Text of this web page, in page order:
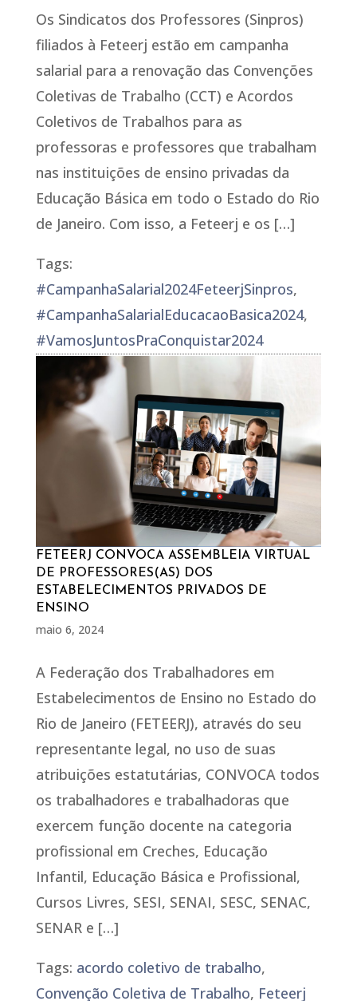
Os Sindicatos dos Professores (Sinpros)
filiados à Feteerj estão em campanha
salarial para a renovação das Convenções
Coletivas de Trabalho (CCT) e Acordos
Coletivos de Trabalhos para as
professoras e professores que trabalham
nas instituições de ensino privadas da
Educação Básica em todo o Estado do Rio
de Janeiro. Com isso, a Feteerj e os […]
Tags:
#CampanhaSalarial2024FeteerjSinpros,
#CampanhaSalarialEducacaoBasica2024,
#VamosJuntosPraConquistar2024
FETEERJ CONVOCA ASSEMBLEIA VIRTUAL
DE PROFESSORES(AS) DOS
ESTABELECIMENTOS PRIVADOS DE
ENSINO
maio 6, 2024
A Federação dos Trabalhadores em
Estabelecimentos de Ensino no Estado do
Rio de Janeiro (FETEERJ), através do seu
representante legal, no uso de suas
atribuições estatutárias, CONVOCA todos
os trabalhadores e trabalhadoras que
exercem função docente na categoria
profissional em Creches, Educação
Infantil, Educação Básica e Profissional,
Cursos Livres, SESI, SENAI, SESC, SENAC,
SENAR e […]
Tags: acordo coletivo de trabalho,
Convenção Coletiva de Trabalho, Feteerj